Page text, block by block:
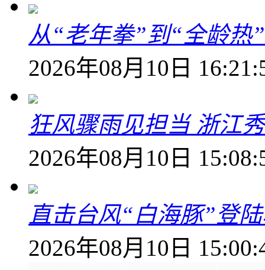
从“老年拳”到“全龄热
2026年08月10日
狂风骤雨见担当 浙江
2026年08月10日
直击台风“白海豚”登
2026年08月10日